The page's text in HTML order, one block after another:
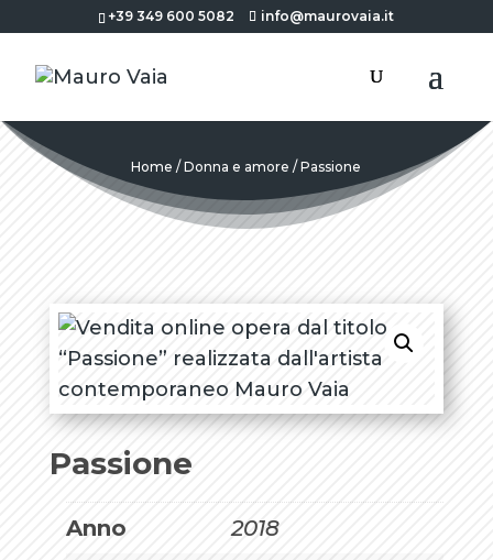
+39 349 600 5082 info@maurovaia.it
Home /Donna e amore / Passione
Passione
Anno
2018